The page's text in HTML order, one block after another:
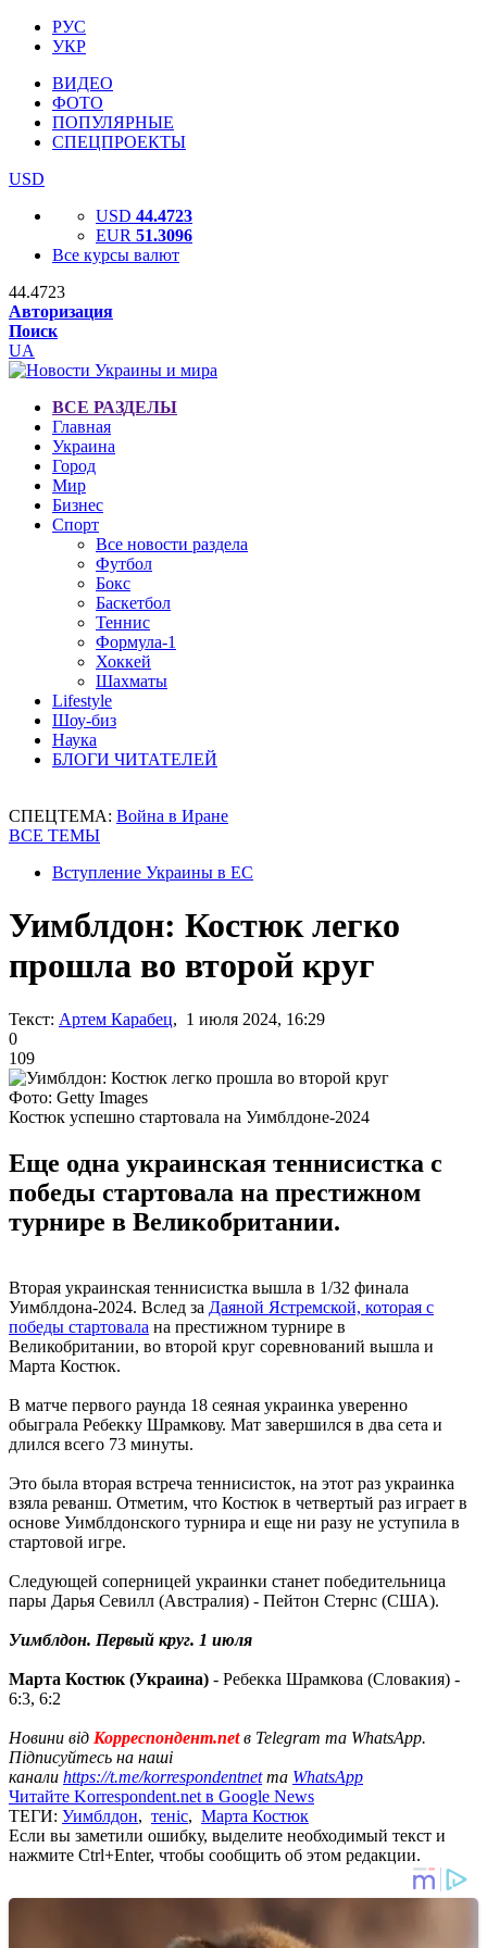
РУС
УКР
ВИДЕО
ФОТО
ПОПУЛЯРНЫЕ
СПЕЦПРОЕКТЫ
USD
USD 44.4723
EUR 51.3096
Все курсы валют
44.4723
Авторизация
Поиск
UA
ВСЕ РАЗДЕЛЫ
Главная
Украина
Город
Мир
Бизнес
Спорт
Все новости раздела
Футбол
Бокс
Баскетбол
Теннис
Формула-1
Хоккей
Шахматы
Lifestyle
Шоу-биз
Наука
БЛОГИ ЧИТАТЕЛЕЙ
СПЕЦТЕМА: Война в Иране
ВСЕ ТЕМЫ
Вступление Украины в ЕС
Уимблдон: Костюк легко
прошла во второй круг
Текст: Артем Карабец, 1 июля 2024, 16:29
0
109
Фото: Getty Images
Костюк успешно стартовала на Уимблдоне-2024
Еще одна украинская теннисистка с
победы стартовала на престижном
турнире в Великобритании.
Вторая украинская теннисистка вышла в 1/32 финала
Уимблдона-2024. Вслед за Даяной Ястремской, которая с
победы стартовала на престижном турнире в
Великобритании, во второй круг соревнований вышла и
Марта Костюк.
В матче первого раунда 18 сеяная украинка уверенно
обыграла Ребекку Шрамкову. Мат завершился в два сета и
длился всего 73 минуты.
Это была вторая встреча теннисисток, на этот раз украинка
взяла реванш. Отметим, что Костюк в четвертый раз играет в
основе Уимблдонского турнира и еще ни разу не уступила в
стартовой игре.
Следующей соперницей украинки станет победительница
пары Дарья Севилл (Австралия) - Пейтон Стернс (США).
Уимблдон. Первый круг. 1 июля
Марта Костюк (Украина) - Ребекка Шрамкова (Словакия) -
6:3, 6:2
Новини від Корреспондент.netв Telegram та WhatsApp.
Підписуйтесь на наші
канали https://t.me/korrespondentnetта WhatsApp
Читайте Korrespondent.net в Google News
ТЕГИ: Уимблдон, теніс, Марта Костюк
Если вы заметили ошибку, выделите необходимый текст и
нажмите Ctrl+Enter, чтобы сообщить об этом редакции.